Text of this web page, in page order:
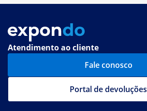
Atendimento ao cliente
Fale conosco
Portal de devoluções